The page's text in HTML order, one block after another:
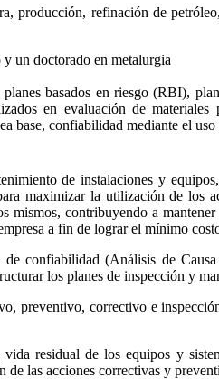
producción, refinación de
un doctorado en metalurgia
basados en riesgo (RBI),
en evaluación de
base, confiabilidad mediante el
de instalaciones y
maximizar la utilización de
contribuyendo a
a fin de lograr el mínimo
confiabilidad (Análisis de
los planes de inspección y
preventivo, correctivo e
residual de los equipos y
las acciones correctivas y